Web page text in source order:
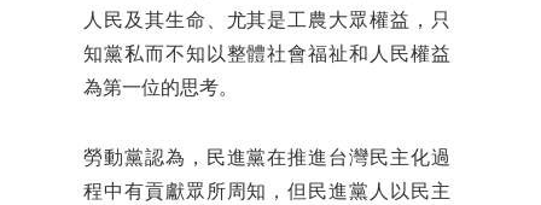
人民及其生命、尤其是工農大眾權益，只
知黨私而不知以整體社會福祉和人民權益
為第一位的思考。
勞動黨認為，民進黨在推進台灣民主化過
程中有貢獻眾所周知，但民進黨人以民主